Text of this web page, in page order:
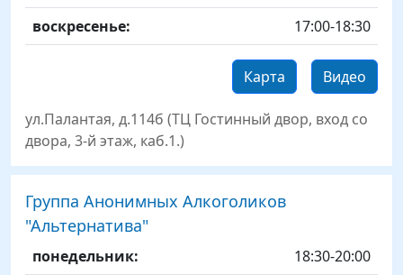
воскресенье:
17:00-18:30
Видео
Карта
ул.Палантая, д.114б (ТЦ Гостинный двор, вход со
двора, 3-й этаж, каб.1.)
Группа Анонимных Алкоголиков
"Альтернатива"
понедельник:
18:30-20:00